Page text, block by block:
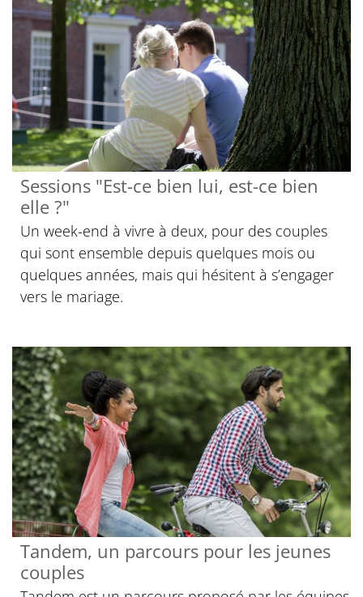
Sessions "Est-ce bien lui, est-ce bien
elle ?"
Un week-end à vivre à deux, pour des couples
qui sont ensemble depuis quelques mois ou
quelques années, mais qui hésitent à s’engager
vers le mariage.
Tandem, un parcours pour les jeunes
couples